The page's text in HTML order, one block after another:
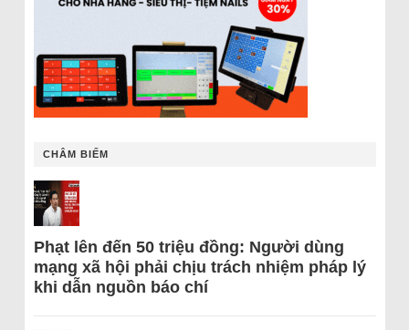
CHÂM BIẾM
Phạt lên đến 50 triệu đồng: Người dùng
mạng xã hội phải chịu trách nhiệm pháp lý
khi dẫn nguồn báo chí